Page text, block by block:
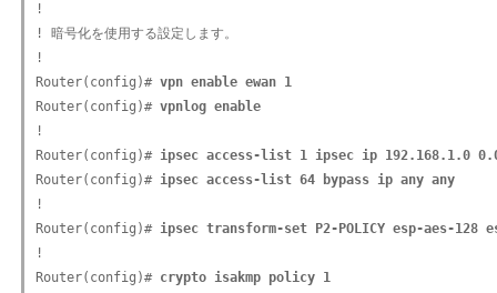
!
! 暗号化を使用する設定します。
!
Router(config)# vpn enable ewan 1
Router(config)# vpnlog enable
!
Router(config)# ipsec access-list 1 ipsec ip 192.168.1.0
Router(config)# ipsec access-list 64 bypass ip any any
!
Router(config)# ipsec transform-set P2-POLICY esp-aes-128
!
Router(config)# crypto isakmp policy 1